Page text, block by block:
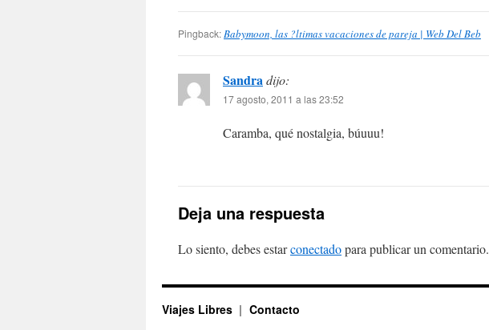
Pingback:Babymoon, las ?ltimas vacaciones de pareja | Web Del Beb
Sandradijo:
17 agosto, 2011 a las 23:52
Caramba, qué nostalgia, búuuu!
Deja una respuesta
Lo siento, debes estarconectadopara publicar un comentario.
Viajes Libres Contacto